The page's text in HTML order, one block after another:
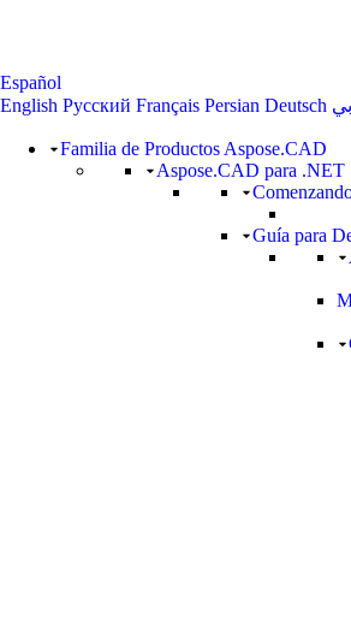
Español
English Русский Français Persian Deutsch
Familia de Productos Aspose.CAD
Aspose.CAD para .NET
Guía para